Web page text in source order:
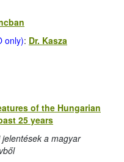
only): Dr. Kasza
of the Hungarian
25 years
a magyar